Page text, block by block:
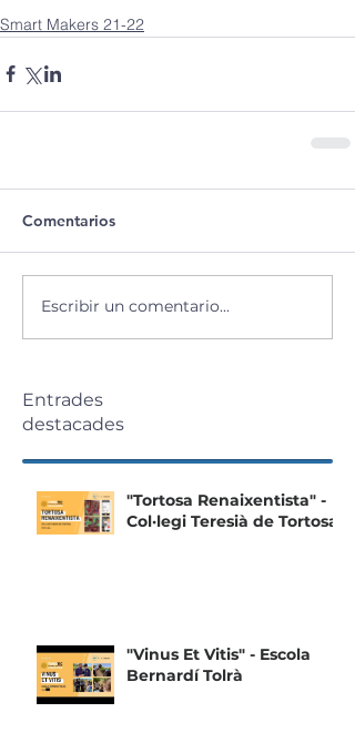
Smart Makers 21-22
Comentarios
Escribir un comentario...
Entrades
destacades
"Tortosa Renaixentista" -
Col·legi Teresià de Tortosa
"Vinus Et Vitis" - Escola
Bernardí Tolrà